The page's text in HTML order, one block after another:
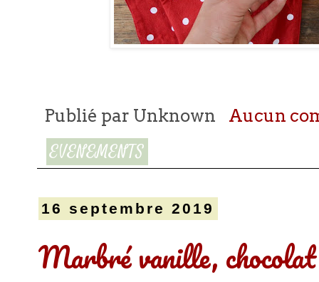
Publié par Unknown Aucun
EVENEMENTS
16 septembre 2019
Marbré vanille,